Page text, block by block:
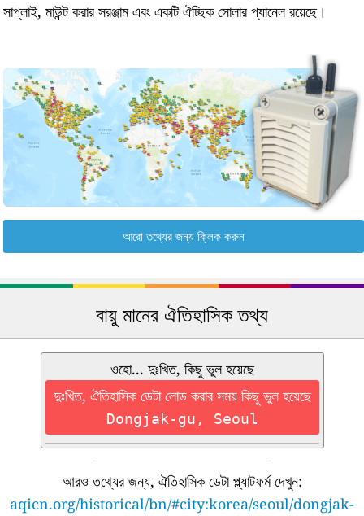
সাপ্লাই, মাউন্ট করার সরঞ্জাম এবং একটি ঐচ্ছিক সোলার প্যানেল রয়েছে।
আরো তথ্যের জন্য ক্লিক করুন
বায়ু মানের ঐতিহাসিক তথ্য
ওহো... দুঃখিত, কিছু ভুল হয়েছে
দুঃখিত, ঐতিহাসিক ডেটা লোড করার সময় কিছু ভুল হয়েছে
Dongjak-gu, Seoul
আরও তথ্যের জন্য, ঐতিহাসিক ডেটা প্ল্যাটফর্ম দেখুন:
aqicn.org/historical/bn/#city:korea/seoul/dongjak-